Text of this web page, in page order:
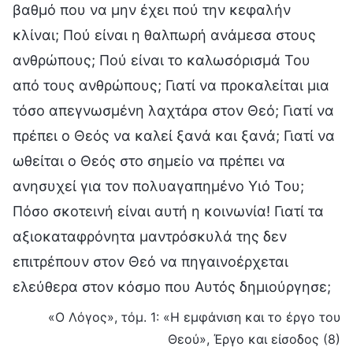
βαθμό που να μην έχει πού την κεφαλήν
κλίναι; Πού είναι η θαλπωρή ανάμεσα στους
ανθρώπους; Πού είναι το καλωσόρισμά Του
από τους ανθρώπους; Γιατί να προκαλείται μια
τόσο απεγνωσμένη λαχτάρα στον Θεό; Γιατί να
πρέπει ο Θεός να καλεί ξανά και ξανά; Γιατί να
ωθείται ο Θεός στο σημείο να πρέπει να
ανησυχεί για τον πολυαγαπημένο Υιό Του;
Πόσο σκοτεινή είναι αυτή η κοινωνία! Γιατί τα
αξιοκαταφρόνητα μαντρόσκυλά της δεν
επιτρέπουν στον Θεό να πηγαινοέρχεται
ελεύθερα στον κόσμο που Αυτός δημιούργησε;
«Ο Λόγος», τόμ. 1: «Η εμφάνιση και το έργο του
Θεού», Έργο και είσοδος (8)